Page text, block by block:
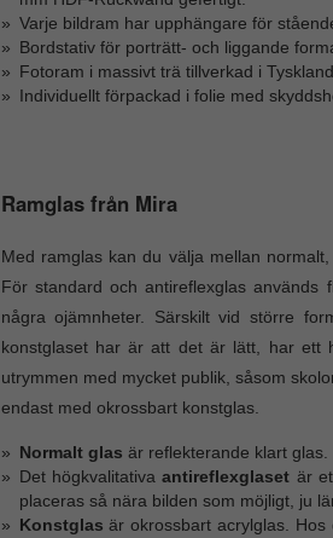
Varje bildram har upphängare för
Bordstativ för porträtt- och liggande
Fotoram i massivt trä tillverkad i Tyskland.
Individuellt förpackad i folie med
Ramglas från Mira
Med ramglas kan du välja mellan
För standard och antireflexglas används
några ojämnheter. Särskilt vid större
konstglaset har är att det är lätt, har ett
utrymmen med mycket publik, såsom
endast med okrossbart konstglas.
Normalt glas är reflekterande klart glas.
Det högkvalitativaantireflexglaset är
placeras så nära bilden som möjligt, ju
Konstglas är okrossbart acrylglas.